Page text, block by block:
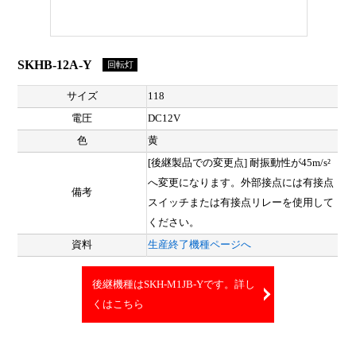
SKHB-12A-Y 回転灯
サイズ
118
電圧
DC12V
色
黄
備考
[後継製品での変更点] 耐振動性が45m/s²
へ変更になります。外部接点には有接点
スイッチまたは有接点リレーを使用して
ください。
資料
生産終了機種ページへ
後継機種はSKH-M1JB-Yです。詳し
くはこちら